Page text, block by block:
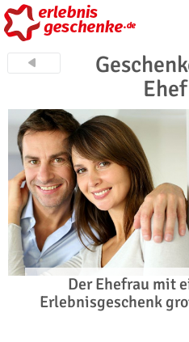
Der Ehefrau mit
Erlebnisgeschenk